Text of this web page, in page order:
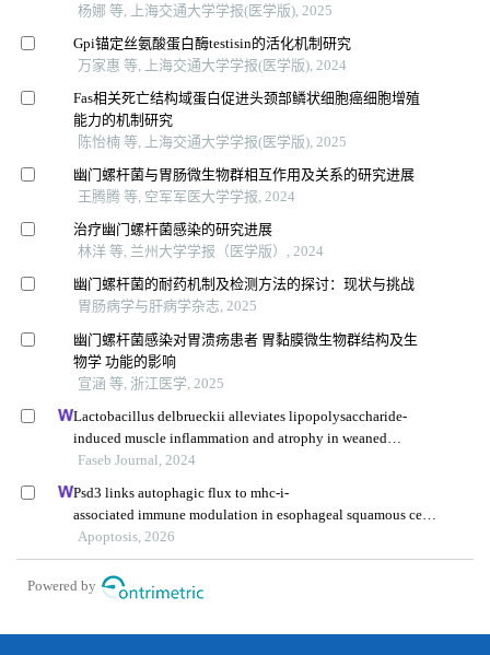
杨娜 等, 上海交通大学学报(医学版), 2025
Gpi锚定丝氨酸蛋白酶testisin的活化机制研究
万家惠 等, 上海交通大学学报(医学版), 2024
Fas相关死亡结构域蛋白促进头颈部鳞状细胞癌细胞增殖
能力的机制研究
陈怡楠 等, 上海交通大学学报(医学版), 2025
幽门螺杆菌与胃肠微生物群相互作用及关系的研究进展
王腾腾 等, 空军军医大学学报, 2024
治疗幽门螺杆菌感染的研究进展
林洋 等, 兰州大学学报（医学版）, 2024
幽门螺杆菌的耐药机制及检测方法的探讨：现状与挑战
胃肠病学与肝病学杂志, 2025
幽门螺杆菌感染对胃溃疡患者 胃黏膜微生物群结构及生
物学 功能的影响
宣涵 等, 浙江医学, 2025
Lactobacillus delbrueckii alleviates lipopolysaccharide-
induced muscle inflammation and atrophy in weaned
piglets associated with inhibition of endoplasmic
Faseb Journal, 2024
Psd3 links autophagic flux to mhc-i-
associated immune modulation in esophageal squamous cell
carcinoma
Apoptosis, 2026
Powered by